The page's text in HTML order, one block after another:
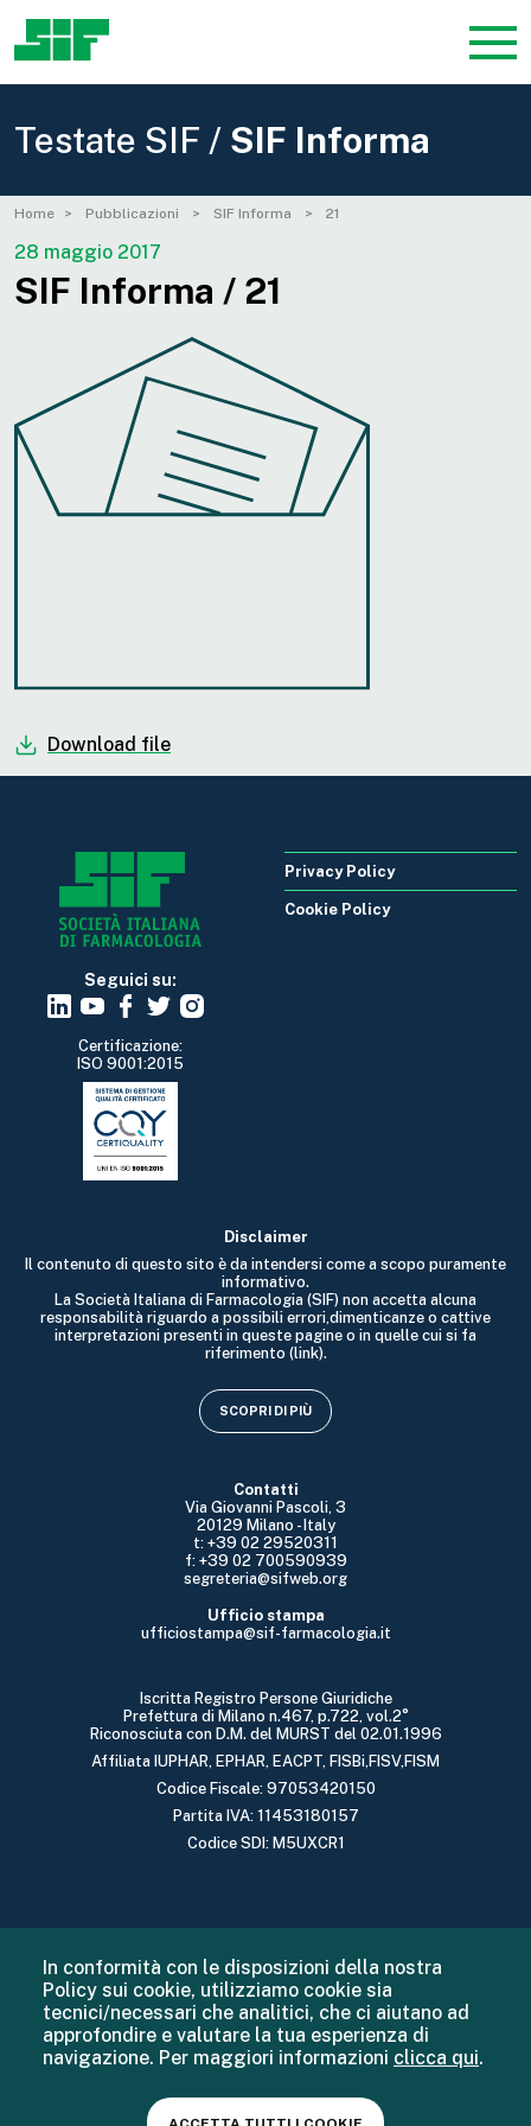
Testate SIF / SIF Informa
Home Pubblicazioni SIF Informa 21
28 maggio 2017
SIF Informa / 21
Download file
Seguici su:
Certificazione:
ISO 9001:2015
Contatti
Via Giovanni Pascoli, 3
20129 Milano - Italy
t: +39 02 29520311
f: +39 02 700590939
segreteria@sifweb.org
Ufficio stampa
ufficiostampa@sif-farmacologia.it
Iscritta Registro Persone Giuridiche
Prefettura di Milano n.467, p.722, vol.2°
Riconosciuta con D.M. del MURST del 02.01.1996
Affiliata IUPHAR, EPHAR, EACPT, FISBi,FISV,FISM
Codice Fiscale: 97053420150
Partita IVA: 11453180157
Codice SDI: M5UXCR1
Disclaimer
Il contenuto di questo sito è da intendersi come a scopo puramente
informativo.
La Società Italiana di Farmacologia (SIF) non accetta alcuna
responsabilità riguardo a possibili errori,dimenticanze o cattive
interpretazioni presenti in queste pagine o in quelle cui si fa
riferimento (link).
SCOPRI DI PIÙ
Privacy Policy
Cookie Policy
In conformità con le disposizioni della nostra
Policy sui cookie, utilizziamo cookie sia
tecnici/necessari che analitici, che ci aiutano ad
approfondire e valutare la tua esperienza di
navigazione. Per maggiori informazioni clicca qui.